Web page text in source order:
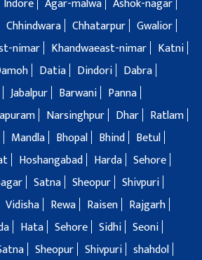
Chhindwara Chhatarpur Gwalior
nimar Khandwaeast-nimar
Katni
Datia Dindori
Dabra
Jabalpur Barwani
Panna
Narsinghpur Dhar
Ratlam
Mandla Bhopal Bhind
Betul
Hoshangabad Harda Sehore
Satna Sheopur Shivpuri
Vidisha Rewa Raisen
Rajgarh
Hata Sehore Sidhi Seoni
Sheopur Shivpuri shahdol